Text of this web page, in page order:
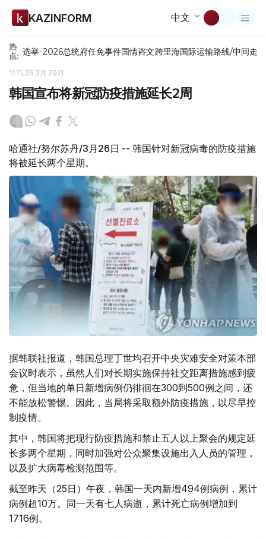
KAZINFORM 中文
热
点: 选举-2026总统府任免事件国情咨文跨里海国际运输路线/中间走廊
11:11, 26 3月 2021
韩国宣布将新冠防疫措施延长2周
哈通社/努尔苏丹/3月26日 -- 韩国针对新冠病毒的防疫措施
将被延长两个星期。
据韩联社报道，韩国总理丁世均召开中央灾难安全对策本部
会议时表示，虽然人们对长期实施保持社交距离措施感到疲
惫，但当地的单日新增病例仍徘徊在300到500例之间，还
不能放松警惕。因此，当局将采取额外防疫措施，以尽早控
制疫情。
其中，韩国将把现行防疫措施和禁止五人以上聚会的规定延
长多两个星期，同时加强对公众聚集设施出入人员的管理，
以及扩大病毒检测范围等。
截至昨天（25日）午夜，韩国一天内新增494例病例，累计
病例超10万。同一天有七人病逝，累计死亡病例增加到
1716例。